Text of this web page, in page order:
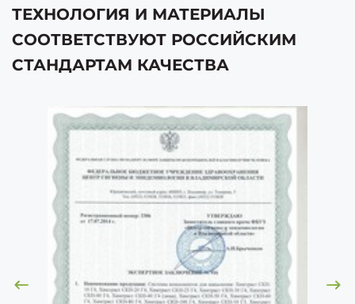
ТЕХНОЛОГИЯ И МАТЕРИАЛЫ
СООТВЕТСТВУЮТ РОССИЙСКИМ
СТАНДАРТАМ КАЧЕСТВА